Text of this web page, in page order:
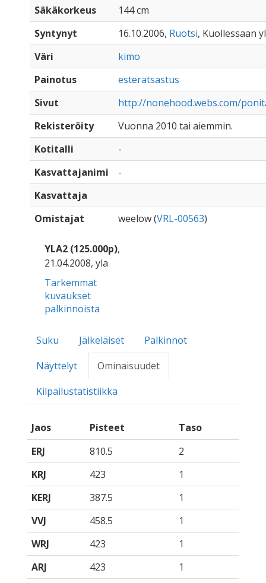
Säkäkorkeus
144 cm
Syntynyt
16.10.2006, Ruotsi, Kuollessaan
Väri
kimo
Painotus
esteratsastus
Sivut
http://nonehood.webs.com/
Rekisteröity
Vuonna 2010 tai aiemmin.
Kotitalli
-
Kasvattajanimi
-
Kasvattaja
Omistajat
weelow (VRL-00563)
YLA2 (125.000p),
21.04.2008, yla
Tarkemmat
kuvaukset
palkinnoista
Suku Jälkeläiset
Palkinnot
Näyttelyt
Ominaisuudet
Kilpailustatistiikka
Jaos Pisteet
Taso
ERJ
810.5
2
KRJ
423
1
KERJ
387.5
1
VVJ
458.5
1
WRJ
423
1
ARJ
423
1